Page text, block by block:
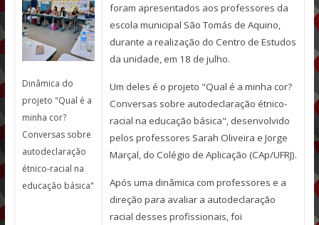
Dinâmica do
projeto "Qual é a
minha cor?
Conversas sobre
autodeclaração
étnico-racial na
educação básica"
foram apresentados aos professores da
escola municipal São Tomás de Aquino,
durante a realização do Centro de Estudos
da unidade, em 18 de julho.
Um deles é o projeto "Qual é a minha cor?
Conversas sobre autodeclaração étnico-
racial na educação básica", desenvolvido
pelos professores Sarah Oliveira e Jorge
Marçal, do Colégio de Aplicação (CAp/UFRJ).
Após uma dinâmica com professores e a
direção para avaliar a autodeclaração
racial desses profissionais, foi